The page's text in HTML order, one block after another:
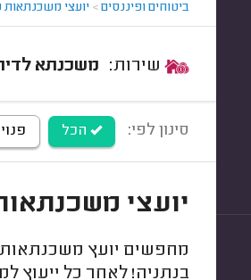
ביטוחים ופיננסים> יועצי משכנתאות
משכנתא
סינון לפי: הכל
יועצי
מחפשים יועץ משכנתאות
בנתניה! לאחר כל ייעוץ